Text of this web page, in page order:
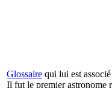
Glossaire qui lui est
Il fut le premier astronome